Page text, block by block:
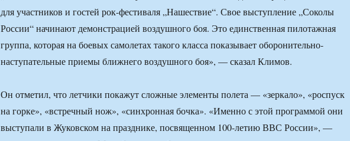
для участников и гостей рок-фестиваля „Нашествие“. Свое выступление „Соколы
России“ начинают демонстрацией воздушного боя. Это единственная пилотажная
группа, которая на боевых самолетах такого класса показывает оборонительно-
наступательные приемы ближнего воздушного боя», — сказал Климов.
Он отметил, что летчики покажут сложные элементы полета — «зеркало», «роспуск
на горке», «встречный нож», «синхронная бочка». «Именно с этой программой они
выступали в Жуковском на празднике, посвященном 100-летию ВВС России», —